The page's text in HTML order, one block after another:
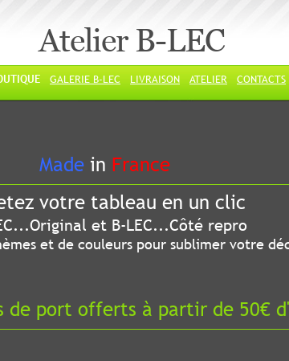
Atelier B-LEC
GALERIE B-LEC LIVRAISON ATELIER CONTACTS
in France
votre tableau en un clic
et B-LEC...Côté repro
et de couleurs pour sublimer votre
de port offerts à partir de 50€